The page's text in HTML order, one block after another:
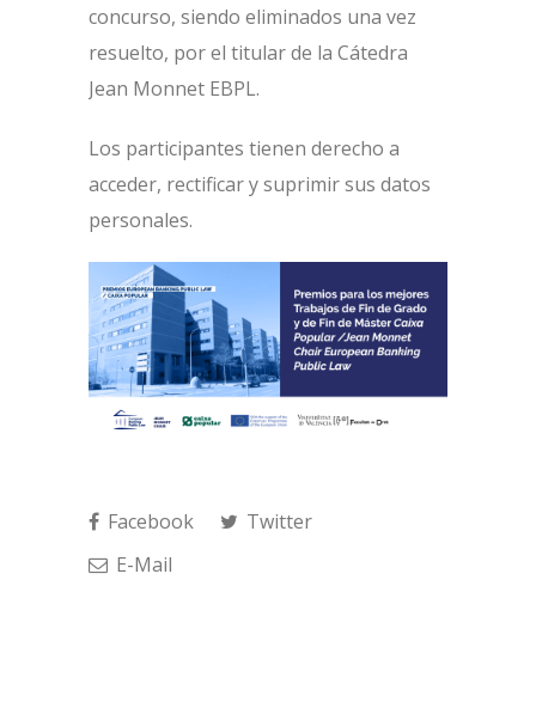
concurso, siendo eliminados una vez
resuelto, por el titular de la Cátedra
Jean Monnet EBPL.
Los participantes tienen derecho a
acceder, rectificar y suprimir sus datos
personales.
Facebook
Twitter
E-Mail